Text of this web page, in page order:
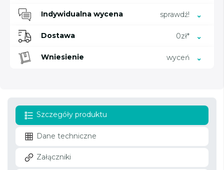
Indywidualna wycena sprawdź!
Dostawa 0zł*
Wniesienie wyceń
Szczegóły produktu
Dane techniczne
Załączniki